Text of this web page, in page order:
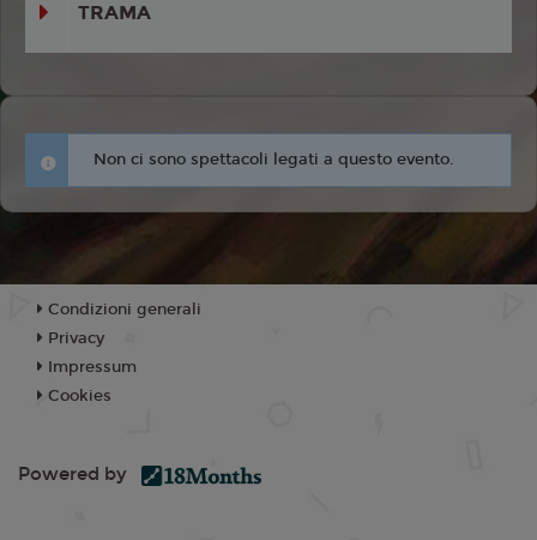
TRAMA
Non ci sono spettacoli legati a questo evento.
Condizioni generali
Privacy
Impressum
Cookies
Powered by